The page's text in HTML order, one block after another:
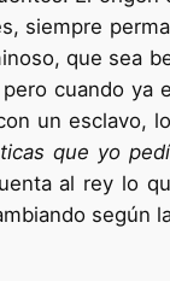
siempre
que sea
cuando
un esclavo,
que yo
al rey lo
según